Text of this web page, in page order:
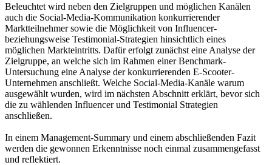
Beleuchtet wird neben den Zielgruppen und möglichen Kanälen
auch die Social-Media-Kommunikation konkurrierender
Marktteilnehmer sowie die Möglichkeit von Influencer-
beziehungsweise Testimonial-Strategien hinsichtlich eines
möglichen Markteintritts. Dafür erfolgt zunächst eine Analyse der
Zielgruppe, an welche sich im Rahmen einer Benchmark-
Untersuchung eine Analyse der konkurrierenden E-Scooter-
Unternehmen anschließt. Welche Social-Media-Kanäle warum
ausgewählt wurden, wird im nächsten Abschnitt erklärt, bevor sich
die zu wählenden Influencer und Testimonial Strategien
anschließen.
In einem Management-Summary und einem abschließenden Fazit
werden die gewonnen Erkenntnisse noch einmal zusammengefasst
und reflektiert.